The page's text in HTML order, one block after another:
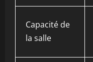
Capacité de
la salle